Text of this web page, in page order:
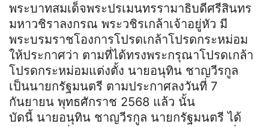
พระบาทสมเด็จพระปรเมนทรรามาธิบดีศรีสินทร
มหาวชิราลงกรณ พระวชิรเกล้าเจ้าอยู่หัว มี
พระบรมราชโองการโปรดเกล้าโปรดกระหม่อม
ให้ประกาศว่า ตามที่ได้ทรงพระกรุณาโปรดเกล้า
โปรดกระหม่อมแต่งตั้ง นายอนุทิน ชาญวีรกูล
เป็นนายกรัฐมนตรี ตามประกาศลงวันที่ 7
กันยายน พุทธศักราช 2568 แล้ว นั้น
บัดนี้ นายอนุทิน ชาญวีรกูล นายกรัฐมนตรี ได้